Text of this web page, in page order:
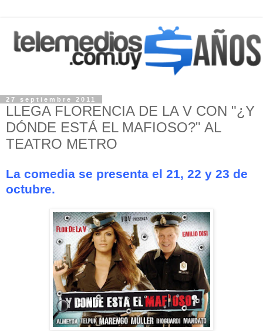
27 septiembre 2011
LLEGA FLORENCIA DE LA V CON "¿Y
DÓNDE ESTÁ EL MAFIOSO?" AL
TEATRO METRO
La comedia se presenta el 21, 22 y 23 de
octubre.